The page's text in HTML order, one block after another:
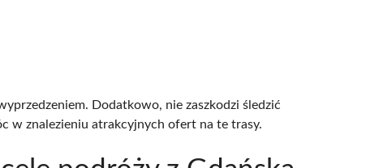
Dodatkowo, nie zaszkodzi śledzić
w znalezieniu atrakcyjnych ofert na te trasy.